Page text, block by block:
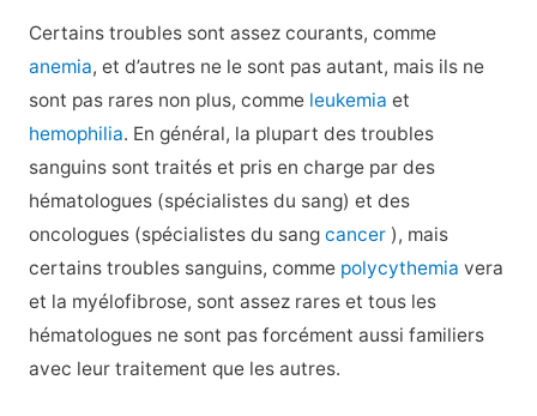
Certains troubles sont assez courants, comme
anemia, et d’autres ne le sont pas autant, mais ils ne
sont pas rares non plus, comme leukemia et
hemophilia. En général, la plupart des troubles
sanguins sont traités et pris en charge par des
hématologues (spécialistes du sang) et des
oncologues (spécialistes du sang cancer), mais
certains troubles sanguins, comme polycythemia vera
et la myélofibrose, sont assez rares et tous les
hématologues ne sont pas forcément aussi familiers
avec leur traitement que les autres.